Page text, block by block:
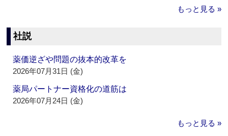
もっと見る »
社説
薬価逆ざや問題の抜本的改革を
2026年07月31日 (金)
薬局パートナー資格化の道筋は
2026年07月24日 (金)
もっと見る »